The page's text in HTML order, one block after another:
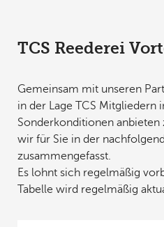
TCS Reederei
Gemeinsam mit unseren
in der Lage TCS Mitgliedern
Sonderkonditionen anbieten
wir für Sie in der
zusammengefasst.
Es lohnt sich regelmäßig
Tabelle wird regelmäßig